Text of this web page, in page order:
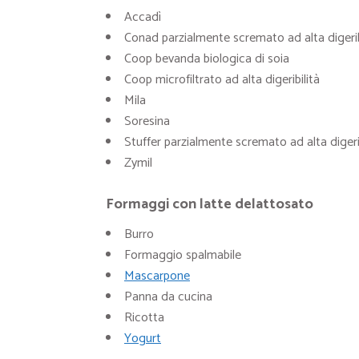
Accadì
Conad parzialmente scremato ad alta
Coop bevanda biologica di soia
Coop microfiltrato ad alta digeribilità
Mila
Soresina
Stuffer parzialmente scremato ad alta
Zymil
Formaggi con latte delattosato
Burro
Formaggio spalmabile
Mascarpone
Panna da cucina
Ricotta
Yogurt